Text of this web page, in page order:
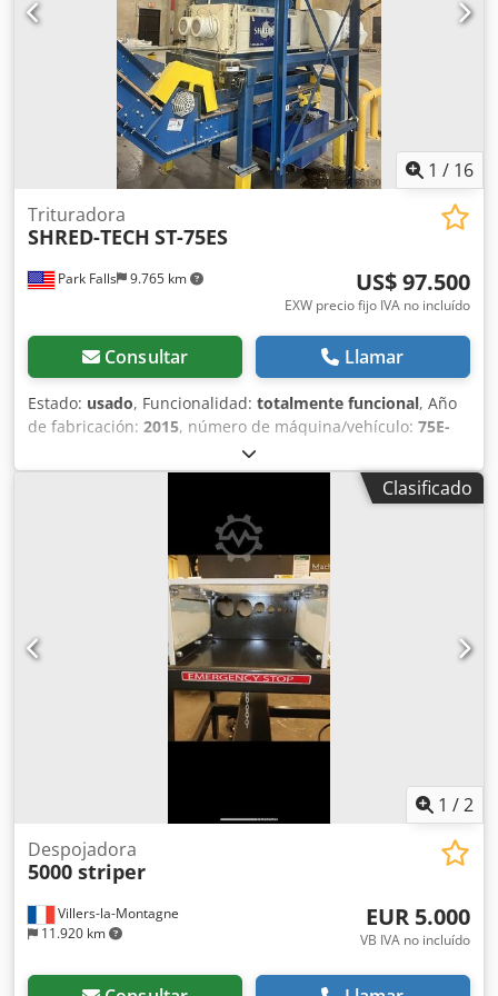
1 / 16
Park Falls 9.765 km
Trituradora
SHRED-TECH ST-75ES
US$ 97.500
EXW precio fijo IVA no incluído
Consultar Llamar
Estado: usado, Funcionalidad: totalmente funcional, Año
de fabricación: 2015, número de máquina/vehículo: 75E-
, TRITURADORA USADA SHRED-TECH DE DOBLE EJE
80HP (DOS MOTORES DE 40HP) MODELO ST-75ES
FABRICADA EN 2015 DOS MOTORES DE 40 HP CÁMARA DE
CORTE DE 956mm/37" X 635mm/25" ALTURA DE
DESCARGA: 1.067mm/42" Djdpfx Akexmthreheck SE
UTILIZÓ EN UNA EMPRESA DE PLÁSTICOS PARA TRITURAR
PLÁSTICO, CARTÓN Y METALES LIGEROS. EN MUY BUEN
ESTADO, COMPRADA POR CIERRE DE PLANTA.
ACTUALMENTE EN NUESTRO ALMACÉN EN WISCONSIN.
Clasificado
1 /2
Villers-la-Montagne
11.920 km
Despojadora
5000 striper
EUR 5.000
VB IVA no incluído